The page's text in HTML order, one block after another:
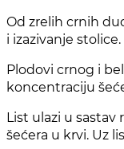
Od zrelih crnih
i izazivanje
Plodovi crnog i
koncentraciju
List ulazi u
šećera u krvi. Uz